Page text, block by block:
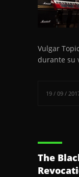
Vulgar
durante su
19 / 09 /
The